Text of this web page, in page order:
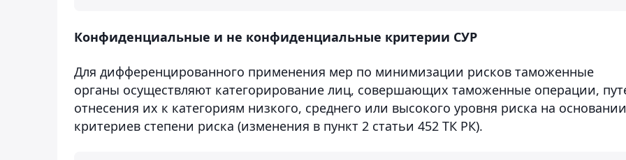
Конфиденциальные и не конфиденциальные критерии СУР
Для дифференцированного применения мер по минимизации рисков таможенные
органы осуществляют категорирование лиц, совершающих таможенные операции,
отнесения их к категориям низкого, среднего или высокого уровня риска на основании
критериев степени риска (изменения в пункт 2 статьи 452 ТК РК).